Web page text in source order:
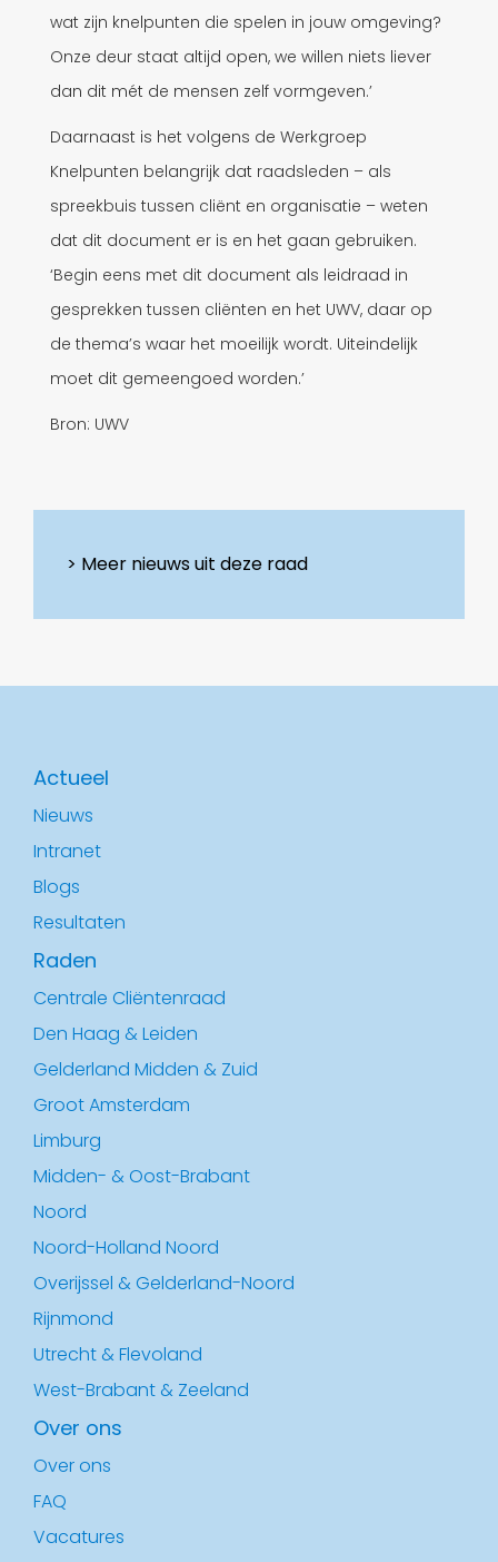
wat zijn knelpunten die spelen in jouw omgeving?
Onze deur staat altijd open, we willen niets liever
dan dit mét de mensen zelf vormgeven.’
Daarnaast is het volgens de Werkgroep
Knelpunten belangrijk dat raadsleden – als
spreekbuis tussen cliënt en organisatie – weten
dat dit document er is en het gaan gebruiken.
‘Begin eens met dit document als leidraad in
gesprekken tussen cliënten en het UWV, daar op
de thema’s waar het moeilijk wordt. Uiteindelijk
moet dit gemeengoed worden.’
Bron: UWV
Meer nieuws uit deze raad
Actueel
Nieuws
Intranet
Blogs
Resultaten
Raden
Centrale Cliëntenraad
Den Haag & Leiden
Gelderland Midden & Zuid
Groot Amsterdam
Limburg
Midden- & Oost-Brabant
Noord
Noord-Holland Noord
Overijssel & Gelderland-Noord
Rijnmond
Utrecht & Flevoland
West-Brabant & Zeeland
Over ons
Over ons
FAQ
Vacatures